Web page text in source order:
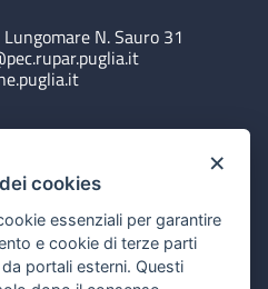
N. Sauro 31
×
cookies
essenziali per garantire
e cookie di terze parti
portali esterni. Questi